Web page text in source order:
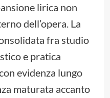
lirica non
dell’opera. La
fra studio
e pratica
evidenza lungo
maturata accanto